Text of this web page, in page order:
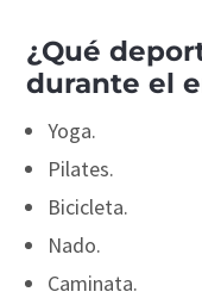
¿Qué
durante el
Yoga.
Pilates.
Bicicleta.
Nado.
Caminata.